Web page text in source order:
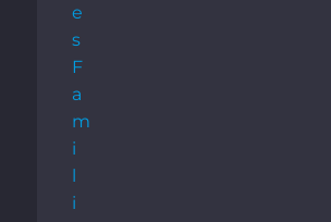
e
s
F
a
m
i
l
i